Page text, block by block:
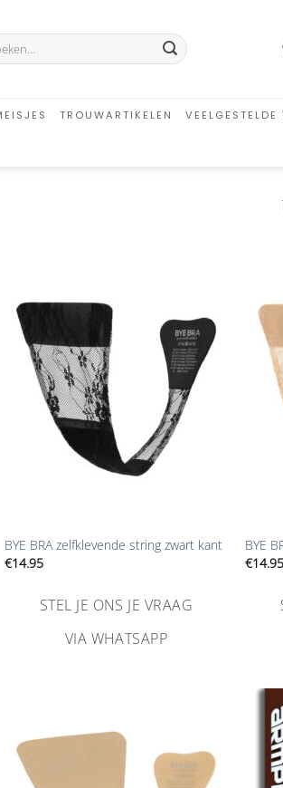
TROUWARTIKELEN VEELGESTELDE
verlanglijst
toevoegen
BYE BRA zelfklevende string zwart kant
€14.95
STEL JE ONS JE VRAAG
VIA WHATSAPP
BYE
€14.95
verlanglijst
toevoegen